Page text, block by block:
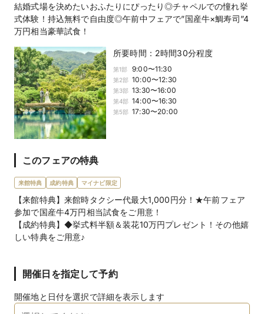
結婚式場を決めたいおふたりにぴったり◎チャペルでの憧れ挙
式体験！持込無料で自由度◎午前中フェアで”国産牛×鯛寿司”4
万円相当豪華試食！
所要時間： 2時間30分程度
第1部 9:00〜11:30
第2部 10:00〜12:30
第3部 13:30〜16:00
第4部 14:00〜16:30
第5部 17:30〜20:00
このフェアの特典
来館特典 成約特典 マイナビ限定
【来館特典】来館時タクシー代最大1,000円分！★午前フェア
参加で国産牛4万円相当試食をご用意！
【成約特典】◆挙式料半額＆装花10万円プレゼント！その他嬉
しい特典をご用意♪
開催日を指定して予約
開催地と日付を選択で詳細を表示します